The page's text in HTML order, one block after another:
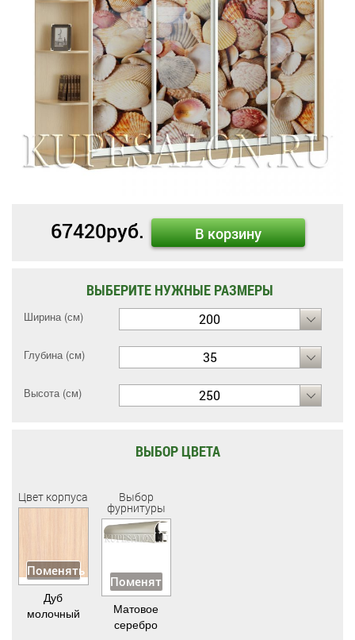
67420руб. В корзину
ВЫБЕРИТЕ НУЖНЫЕ РАЗМЕРЫ
Ширина (см) 200
Глубина (см) 35
Высота (см) 250
ВЫБОР ЦВЕТА
Цвет корпуса
Поменять
Дуб
молочный
Выбор
фурнитуры
Поменять
Матовое
серебро